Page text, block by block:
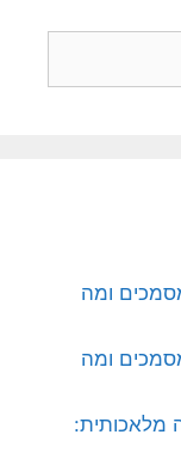
ומה
ומה
מלאכותית: